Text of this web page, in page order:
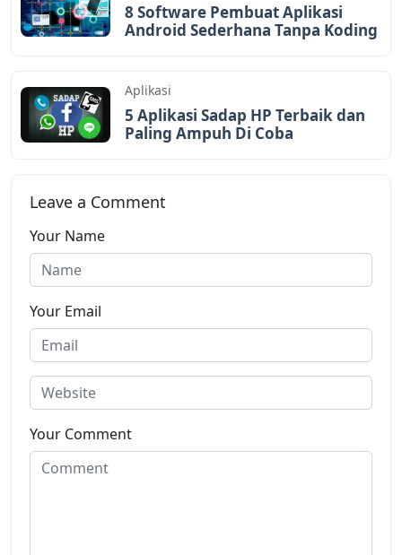
8 Software Pembuat Aplikasi
Android Sederhana Tanpa Koding
Aplikasi
5 Aplikasi Sadap HP Terbaik dan
Paling Ampuh Di Coba
Leave a Comment
Your Name
Your Email
Your Comment